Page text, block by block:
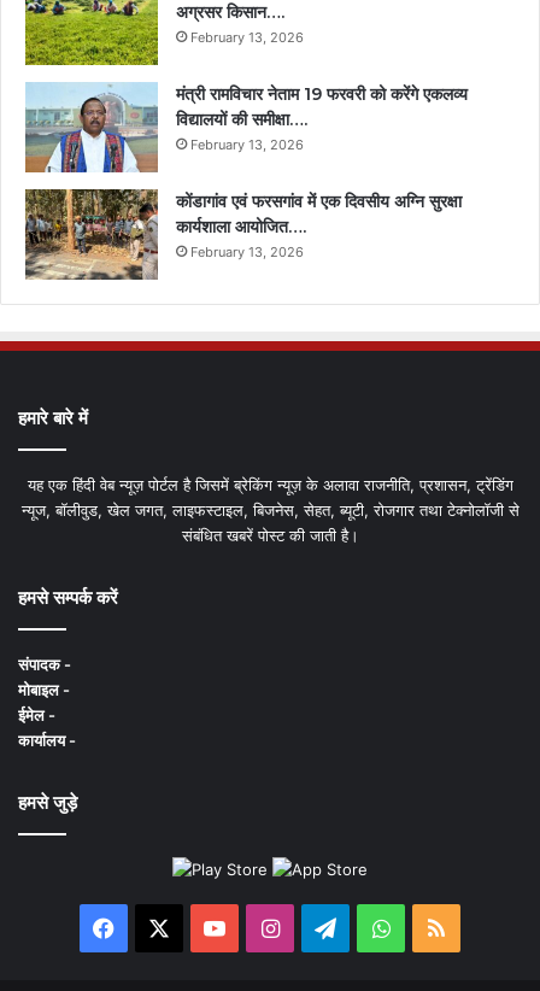
अग्रसर किसान….
February 13, 2026
मंत्री रामविचार नेताम 19 फरवरी को करेंगे एकलव्य
विद्यालयों की समीक्षा….
February 13, 2026
कोंडागांव एवं फरसगांव में एक दिवसीय अग्नि सुरक्षा
कार्यशाला आयोजित….
February 13, 2026
हमारे बारे में
यह एक हिंदी वेब न्यूज़ पोर्टल है जिसमें ब्रेकिंग न्यूज़ के अलावा राजनीति, प्रशासन, ट्रेंडिंग
न्यूज, बॉलीवुड, खेल जगत, लाइफस्टाइल, बिजनेस, सेहत, ब्यूटी, रोजगार तथा टेक्नोलॉजी से
संबंधित खबरें पोस्ट की जाती है।
हमसे सम्पर्क करें
संपादक -
मोबाइल -
ईमेल -
कार्यालय -
हमसे जुड़े
Facebook YouTubeInstagramTelegramWhatsApp
RSS